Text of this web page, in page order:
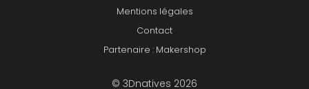
Mentions légales
Contact
Partenaire : Makershop
© 3Dnatives 2026